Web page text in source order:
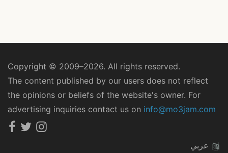
Copyright © 2009–2026. All rights reserved.
The content published by our users does not reflect
the opinions or beliefs of the website's owner. For
advertising inquiries contact us on info@mo3jam.com
عربي